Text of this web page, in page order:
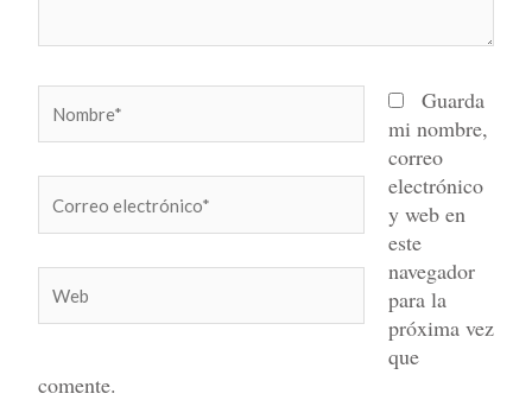
electrónico*
Guarda
mi nombre,
correo
electrónico
y web en
este
navegador
para la
próxima vez
que
comente.